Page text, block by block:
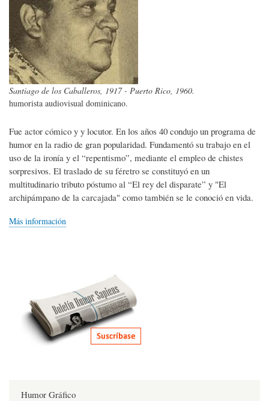
Santiago de los Caballeros, 1917 - Puerto Rico, 1960.
humorista audiovisual dominicano.
Fue actor cómico y y locutor. En los años 40 condujo un programa de
humor en la radio de gran popularidad. Fundamentó su trabajo en el
uso de la ironía y el “repentismo”, mediante el empleo de chistes
sorpresivos. El traslado de su féretro se constituyó en un
multitudinario tributo póstumo al “El rey del disparate” y "El
archipámpano de la carcajada" como también se le conoció en vida.
Más información
Humor Gráfico